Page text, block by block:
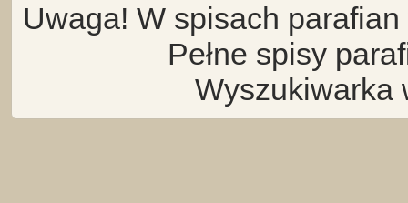
Uwaga! W spisach
Pełne spisy
Wyszukiwarka